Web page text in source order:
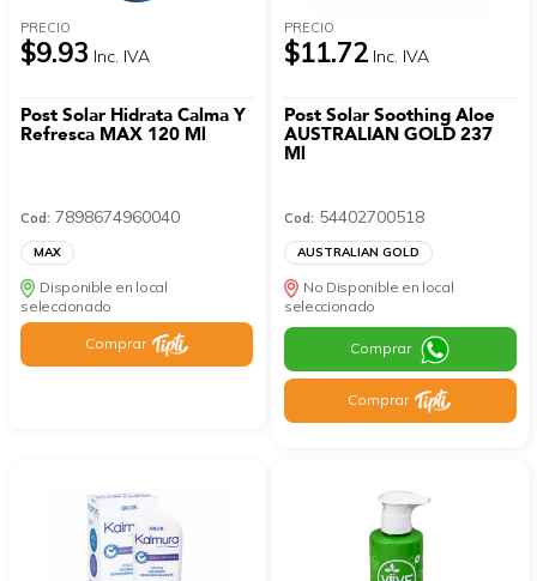
PRECIO
$9.93 Inc. IVA
Post Solar Hidrata Calma Y
Refresca MAX 120 Ml
Cod: 7898674960040
MAX
Disponible en local
seleccionado
Comprar
PRECIO
$11.72 Inc. IVA
Post Solar Soothing Aloe
AUSTRALIAN GOLD 237
Ml
Cod: 54402700518
AUSTRALIAN GOLD
No Disponible en local
seleccionado
Comprar
Comprar